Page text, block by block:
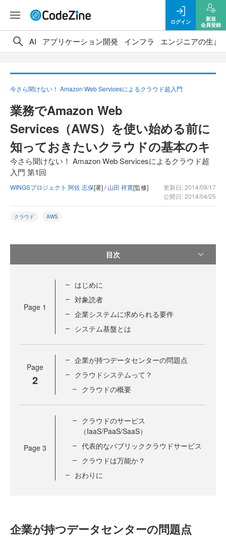
ログイン
新規
会員登録
AI アプリケーション開発 インフラ エンジニアの生き
今さら聞けない！ Amazon Web Servicesによるクラウド超入門
業務でAmazon Web
Services（AWS）を使い始める前に
知っておきたいクラウドの基本のキ
今さら聞けない！ Amazon Web Servicesによるクラウド超
入門 第1回
WINGSプロジェクト 阿佐 志保[著] /山田 祥寛[監修]
更新日: 2014/09/17
公開日: 2014/04/25
クラウド AWS
目次
Page 1
はじめに
対象読者
企業システムに求められる要件
システム基盤とは
Page
2
企業が持つデータセンターの問題点
クラウドシステムって？
クラウドの概要
Page 3
クラウドのサービス
（IaaS/PaaS/SaaS）
代表的なパブリッククラウドサービス
クラウドは万能か？
おわりに
企業が持つデータセンターの問題点